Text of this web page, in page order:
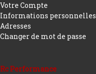
Votre Compte
Informations personnelles
Adresses
Changer de mot de passe
Rc Performance